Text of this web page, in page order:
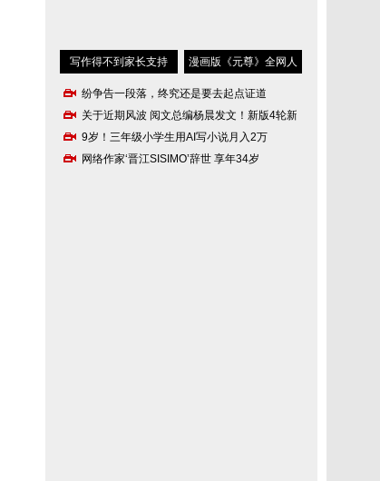
写作得不到家长支持 漫画版《元尊》全网人
纷争告一段落，终究还是要去起点证道
关于近期风波 阅文总编杨晨发文！新版4轮新书PK
9岁！三年级小学生用AI写小说月入2万
网络作家‘晋江SISIMO’辞世 享年34岁